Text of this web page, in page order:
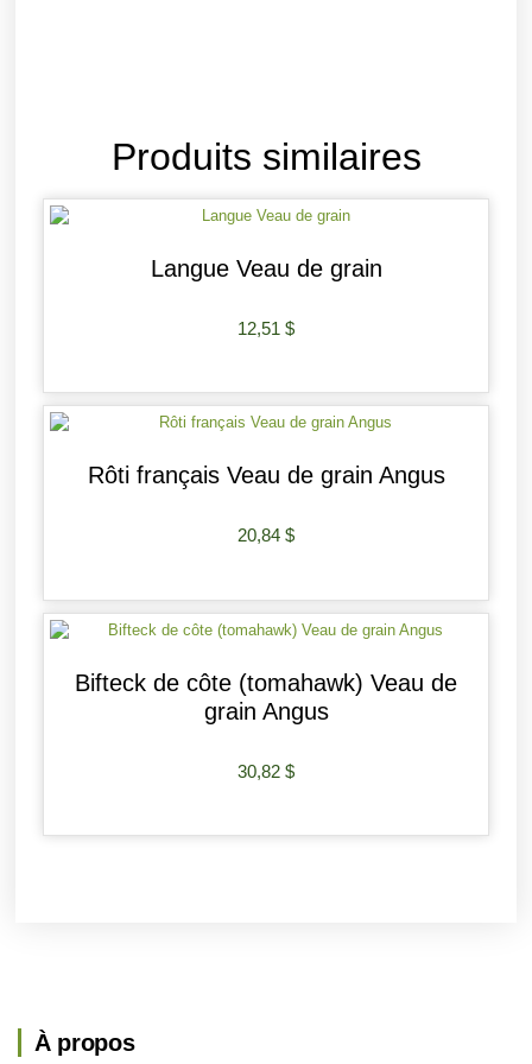
Produits similaires
Langue Veau de grain
12,51 $
Rôti français Veau de grain Angus
20,84 $
Bifteck de côte (tomahawk) Veau de
grain Angus
30,82 $
À propos